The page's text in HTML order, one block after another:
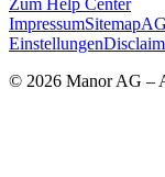
ImpressumSitemap
Einstellungen
© 2026 Manor AG –